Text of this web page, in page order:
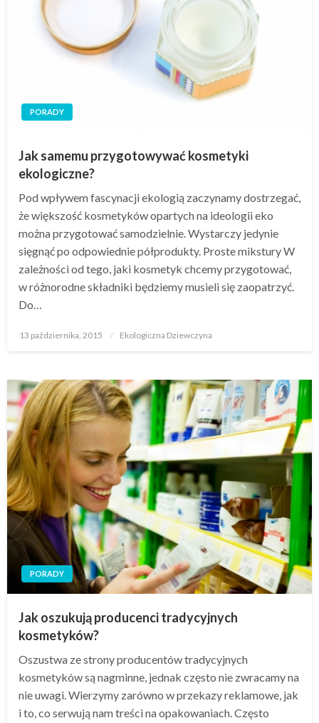
PORADY
Jak samemu przygotowywać kosmetyki
ekologiczne?
Pod wpływem fascynacji ekologią zaczynamy dostrzegać,
że większość kosmetyków opartych na ideologii eko
można przygotować samodzielnie. Wystarczy jedynie
sięgnąć po odpowiednie półprodukty. Proste mikstury W
zależności od tego, jaki kosmetyk chcemy przygotować,
w różnorodne składniki będziemy musieli się zaopatrzyć.
Do…
Opublikowane
13 października, 2015 Ekologiczna Dziewczyna
PORADY
Jak oszukują producenci tradycyjnych
kosmetyków?
Oszustwa ze strony producentów tradycyjnych
kosmetyków są nagminne, jednak często nie zwracamy na
nie uwagi. Wierzymy zarówno w przekazy reklamowe, jak
i to, co serwują nam treści na opakowaniach. Często